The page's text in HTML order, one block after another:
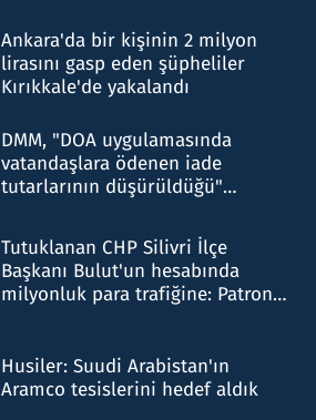
Ankara'da bir kişinin 2 milyon
lirasını gasp eden şüpheliler
Kırıkkale'de yakalandı
DMM, "DOA uygulamasında
vatandaşlara ödenen iade
tutarlarının düşürüldüğü"
Tutuklanan CHP Silivri İlçe
Başkanı Bulut'un hesabında
milyonluk para trafiğine: Patron
Husiler: Suudi Arabistan'ın
Aramco tesislerini hedef aldık